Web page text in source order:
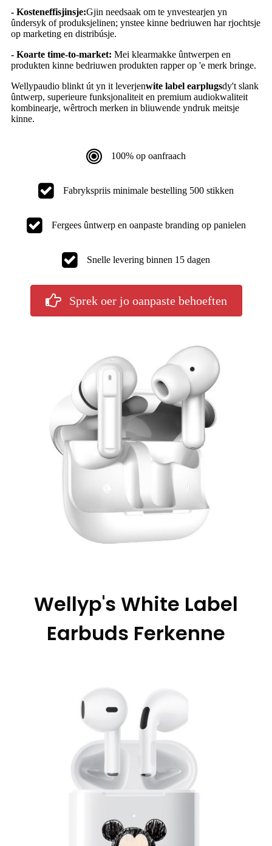
- Kosteneffisjinsje:Gjin needsaak om te ynvestearjen yn
ûndersyk of produksjelinen; ynstee kinne bedriuwen har rjochtsje
op marketing en distribúsje.
- Koarte time-to-market: Mei klearmakke ûntwerpen en
produkten kinne bedriuwen produkten rapper op 'e merk bringe.
Wellypaudio blinkt út yn it leverjenwite label earplugsdy't slank
ûntwerp, superieure funksjonaliteit en premium audiokwaliteit
kombinearje, wêrtroch merken in bliuwende yndruk meitsje
kinne.
100% op oanfraach
Fabrykspriis minimale bestelling 500 stikken
Fergees ûntwerp en oanpaste branding op panielen
Snelle levering binnen 15 dagen
Sprek oer jo oanpaste behoeften
Wellyp's White Label
Earbuds Ferkenne